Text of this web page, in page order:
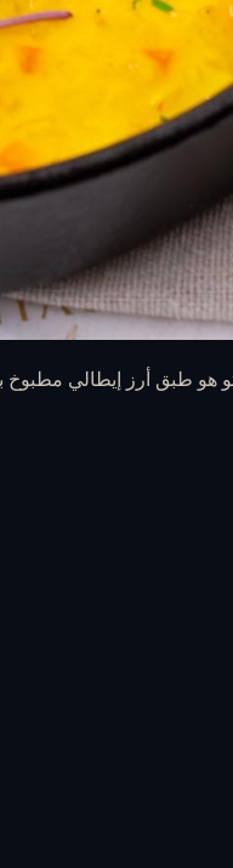
هو طبق أرز إيطالي مطبوخ